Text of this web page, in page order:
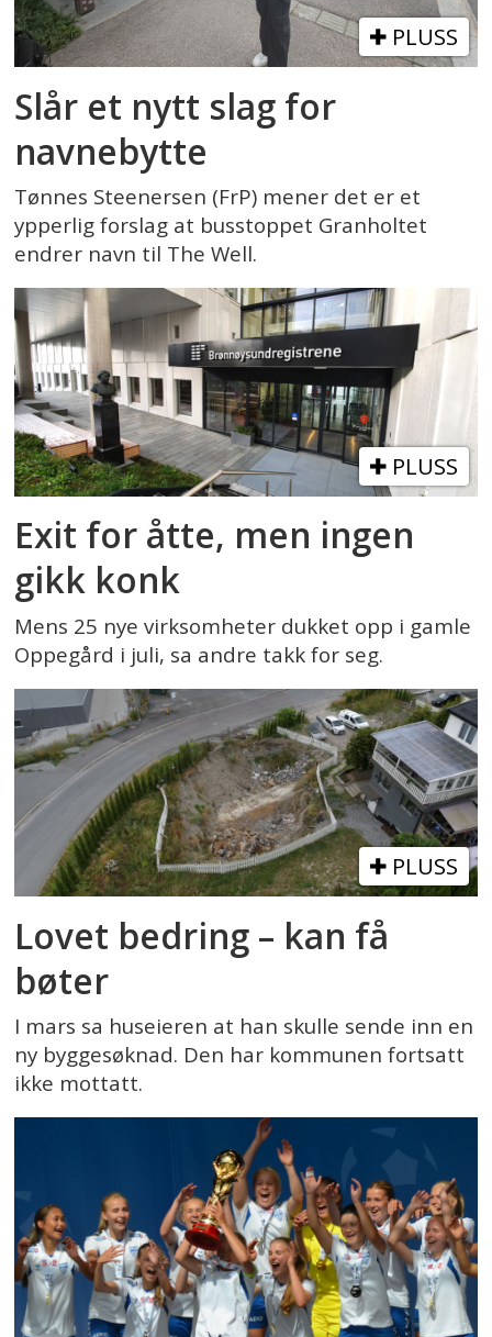
PLUSS
Slår et nytt slag for
navnebytte
Tønnes Steenersen (FrP) mener det er et
ypperlig forslag at busstoppet Granholtet
endrer navn til The Well.
PLUSS
Exit for åtte, men ingen
gikk konk
Mens 25 nye virksomheter dukket opp i gamle
Oppegård i juli, sa andre takk for seg.
PLUSS
Lovet bedring – kan få
bøter
I mars sa huseieren at han skulle sende inn en
ny byggesøknad. Den har kommunen fortsatt
ikke mottatt.